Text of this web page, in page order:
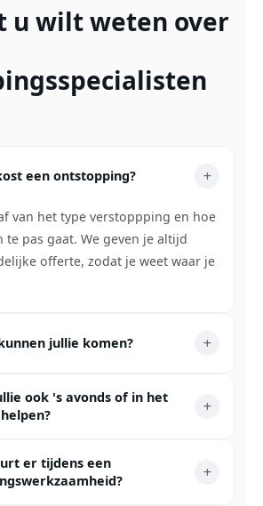
u wilt weten over
een ontstopping?
van het type verstoppping en hoe
te pas gaat. We geven je altijd
offerte, zodat je weet waar je
jullie komen?
ook 's avonds of in het
er tijdens een